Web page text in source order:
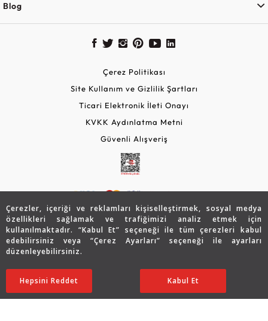
Çerezler, içeriği ve reklamları kişiselleştirmek, sosyal medya
özellikleri sağlamak ve trafiğimizi analiz etmek için
kullanılmaktadır. “Kabul Et” seçeneği ile tüm çerezleri kabul
edebilirsiniz veya “Çerez Ayarları” seçeneği ile ayarları
düzenleyebilirsiniz.
Ayarları Düzenle
Hepsini Reddet Kabul Et
52.490 TL
31.494TL
28.345 TL SATIN ALIN
Blog
© 2026 Assos Diamond
Çerez Politikası
Site Kullanım ve Gizlilik Şartları
Ticari Elektronik İleti Onayı
KVKK Aydınlatma Metni
Güvenli Alışveriş
Copyright © 2026 Assos Pırlanta - Bu sitenin tüm hakları